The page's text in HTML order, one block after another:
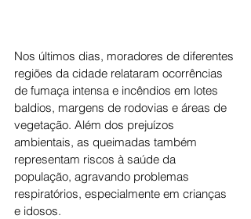
Nos últimos dias, moradores de diferentes
regiões da cidade relataram ocorrências
de fumaça intensa e incêndios em lotes
baldios, margens de rodovias e áreas de
vegetação. Além dos prejuízos
ambientais, as queimadas também
representam riscos à saúde da
população, agravando problemas
respiratórios, especialmente em crianças
e idosos.